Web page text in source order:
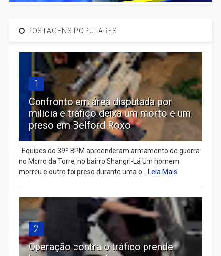
POSTAGENS POPULARES
1
Confronto em área disputada por
milícia e tráfico deixa um morto e um
preso em Belford Roxo
Equipes do 39º BPM apreenderam armamento de guerra
no Morro da Torre, no bairro Shangri-Lá Um homem
morreu e outro foi preso durante uma o... Leia Mais
2
Operação contra o tráfico prende